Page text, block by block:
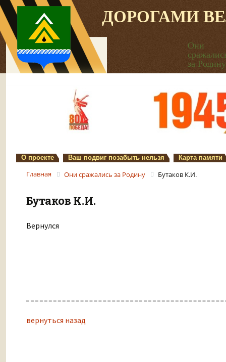
ДОРОГАМИ
Они
за Родину
О проекте Ваш подвиг позабыть нельзя Карта памяти
Главная Они сражались за Родину Бутаков К.И.
Бутаков К.И.
Вернулся
вернуться назад